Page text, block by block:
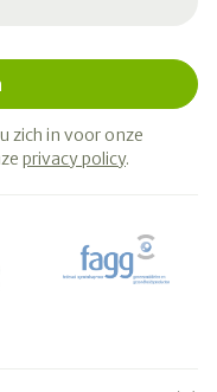
zich in voor onze
privacy policy.